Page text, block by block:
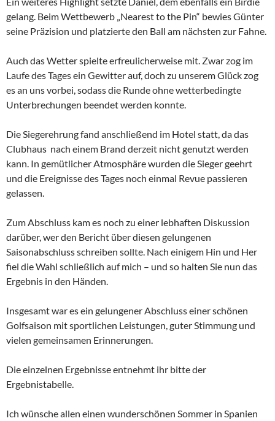
gelang. Beim Wettbewerb „Nearest to the Pin“ bewies Günter
seine Präzision und platzierte den Ball am nächsten zur Fahne.
Auch das Wetter spielte erfreulicherweise mit. Zwar zog im
Laufe des Tages ein Gewitter auf, doch zu unserem Glück zog
es an uns vorbei, sodass die Runde ohne wetterbedingte
Unterbrechungen beendet werden konnte.
Die Siegerehrung fand anschließend im Hotel statt, da das
Clubhaus nach einem Brand derzeit nicht genutzt werden
kann. In gemütlicher Atmosphäre wurden die Sieger geehrt
und die Ereignisse des Tages noch einmal Revue passieren
gelassen.
Zum Abschluss kam es noch zu einer lebhaften Diskussion
darüber, wer den Bericht über diesen gelungenen
Saisonabschluss schreiben sollte. Nach einigem Hin und Her
fiel die Wahl schließlich auf mich – und so halten Sie nun das
Ergebnis in den Händen.
Insgesamt war es ein gelungener Abschluss einer schönen
Golfsaison mit sportlichen Leistungen, guter Stimmung und
vielen gemeinsamen Erinnerungen.
Die einzelnen Ergebnisse entnehmt ihr bitte der
Ergebnistabelle.
Ich wünsche allen einen wunderschönen Sommer in Spanien